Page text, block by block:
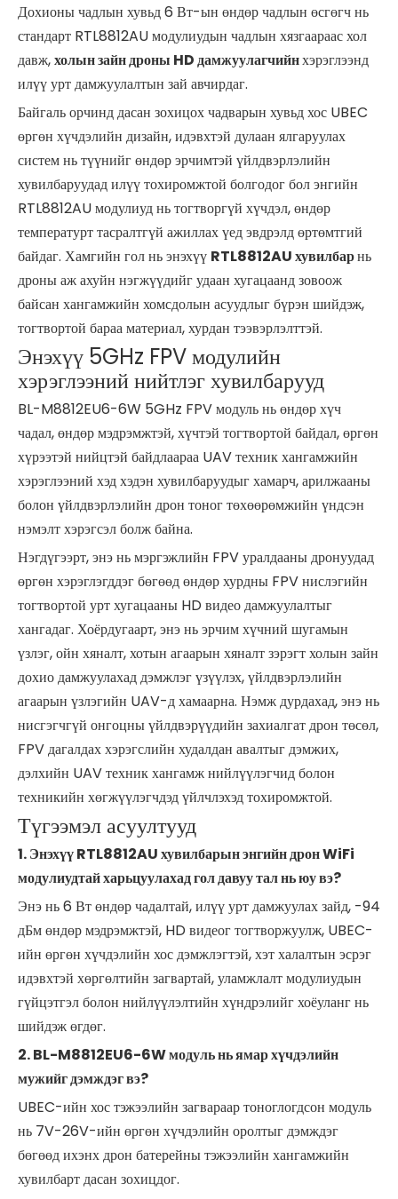
Дохионы чадлын хувьд 6 Вт-ын өндөр чадлын өсгөгч нь
стандарт RTL8812AU модулиудын чадлын хязгаараас хол
давж,холын зайн дроны HD дамжуулагчийнхэрэглээнд
илүү урт дамжуулалтын зай авчирдаг.
Байгаль орчинд дасан зохицох чадварын хувьд хос UBEC
өргөн хүчдэлийн дизайн, идэвхтэй дулаан ялгаруулах
систем нь түүнийг өндөр эрчимтэй үйлдвэрлэлийн
хувилбаруудад илүү тохиромжтой болгодог бол энгийн
RTL8812AU модулиуд нь тогтворгүй хүчдэл, өндөр
температурт тасралтгүй ажиллах үед эвдрэлд өртөмтгий
байдаг. Хамгийн гол нь энэхүү RTL8812AU хувилбарнь
дроны аж ахуйн нэгжүүдийг удаан хугацаанд зовоож
байсан хангамжийн хомсдолын асуудлыг бүрэн шийдэж,
тогтвортой бараа материал, хурдан тээвэрлэлттэй.
Энэхүү 5GHz FPV модулийн
хэрэглээний нийтлэг хувилбарууд
BL-M8812EU6-6W 5GHz FPV модуль нь өндөр хүч
чадал, өндөр мэдрэмжтэй, хүчтэй тогтвортой байдал, өргөн
хүрээтэй нийцтэй байдлаараа UAV техник хангамжийн
хэрэглээний хэд хэдэн хувилбаруудыг хамарч, арилжааны
болон үйлдвэрлэлийн дрон тоног төхөөрөмжийн үндсэн
нэмэлт хэрэгсэл болж байна.
Нэгдүгээрт, энэ нь мэргэжлийн FPV уралдааны дронуудад
өргөн хэрэглэгддэг бөгөөд өндөр хурдны FPV нислэгийн
тогтвортой урт хугацааны HD видео дамжуулалтыг
хангадаг. Хоёрдугаарт, энэ нь эрчим хүчний шугамын
үзлэг, ойн хяналт, хотын агаарын хяналт зэрэгт холын зайн
дохио дамжуулахад дэмжлэг үзүүлэх, үйлдвэрлэлийн
агаарын үзлэгийн UAV-д хамаарна. Нэмж дурдахад, энэ нь
нисгэгчгүй онгоцны үйлдвэрүүдийн захиалгат дрон төсөл,
FPV дагалдах хэрэгслийн худалдан авалтыг дэмжих,
дэлхийн UAV техник хангамж нийлүүлэгчид болон
техникийн хөгжүүлэгчдэд үйлчлэхэд тохиромжтой.
Түгээмэл асуултууд
1. Энэхүү RTL8812AU хувилбарын энгийн дрон WiFi
модулиудтай харьцуулахад гол давуу тал нь юу вэ?
Энэ нь 6 Вт өндөр чадалтай, илүү урт дамжуулах зайд, -94
дБм өндөр мэдрэмжтэй, HD видеог тогтворжуулж, UBEC-
ийн өргөн хүчдэлийн хос дэмжлэгтэй, хэт халалтын эсрэг
идэвхтэй хөргөлтийн загвартай, уламжлалт модулиудын
гүйцэтгэл болон нийлүүлэлтийн хүндрэлийг хоёуланг нь
шийдэж өгдөг.
2. BL-M8812EU6-6W модуль нь ямар хүчдэлийн
мужийг дэмждэг вэ?
UBEC-ийн хос тэжээлийн загвараар тоноглогдсон модуль
нь 7V-26V-ийн өргөн хүчдэлийн оролтыг дэмждэг
бөгөөд ихэнх дрон батерейны тэжээлийн хангамжийн
хувилбарт дасан зохицдог.